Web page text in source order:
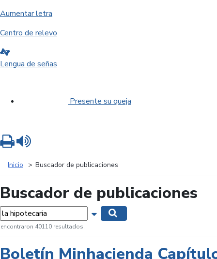
Aumentar letra
Centro de relevo
Lengua de señas
Presente su queja
Inicio Buscador de publicaciones
Buscador de publicaciones
Mostrar opciones de búsqueda
encontraron 40110 resultados.
Boletín Minhacienda
Imprimir